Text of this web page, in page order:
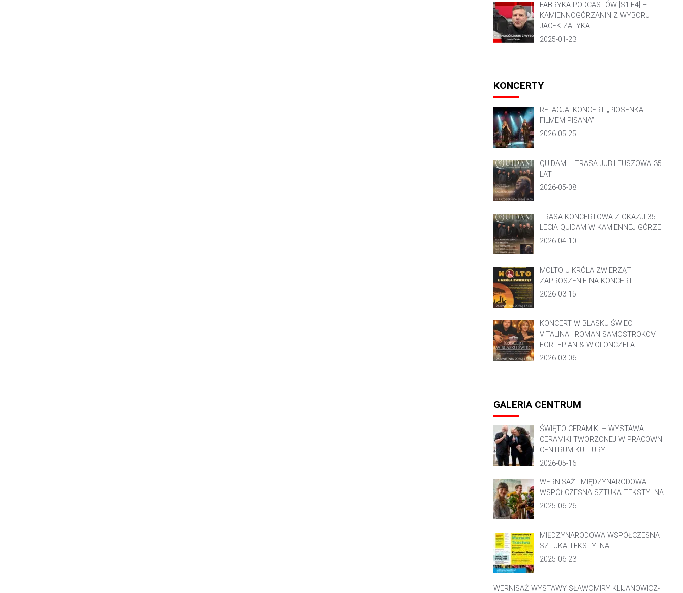
FABRYKA PODCASTÓW [S1:E4] –
KAMIENNOGÓRZANIN Z WYBORU –
JACEK ZATYKA
2025-01-23
KONCERTY
RELACJA: KONCERT „PIOSENKA
FILMEM PISANA”
2026-05-25
QUIDAM – TRASA JUBILEUSZOWA 35
LAT
2026-05-08
TRASA KONCERTOWA Z OKAZJI 35-
LECIA QUIDAM W KAMIENNEJ GÓRZE
2026-04-10
MOLTO U KRÓLA ZWIERZĄT –
ZAPROSZENIE NA KONCERT
2026-03-15
KONCERT W BLASKU ŚWIEC –
VITALINA I ROMAN SAMOSTROKOV –
FORTEPIAN & WIOLONCZELA
2026-03-06
GALERIA CENTRUM
ŚWIĘTO CERAMIKI – WYSTAWA
CERAMIKI TWORZONEJ W PRACOWNI
CENTRUM KULTURY
2026-05-16
WERNISAŻ | MIĘDZYNARODOWA
WSPÓŁCZESNA SZTUKA TEKSTYLNA
2025-06-26
MIĘDZYNARODOWA WSPÓŁCZESNA
SZTUKA TEKSTYLNA
2025-06-23
WERNISAŻ WYSTAWY SŁAWOMIRY KLIJANOWICZ-